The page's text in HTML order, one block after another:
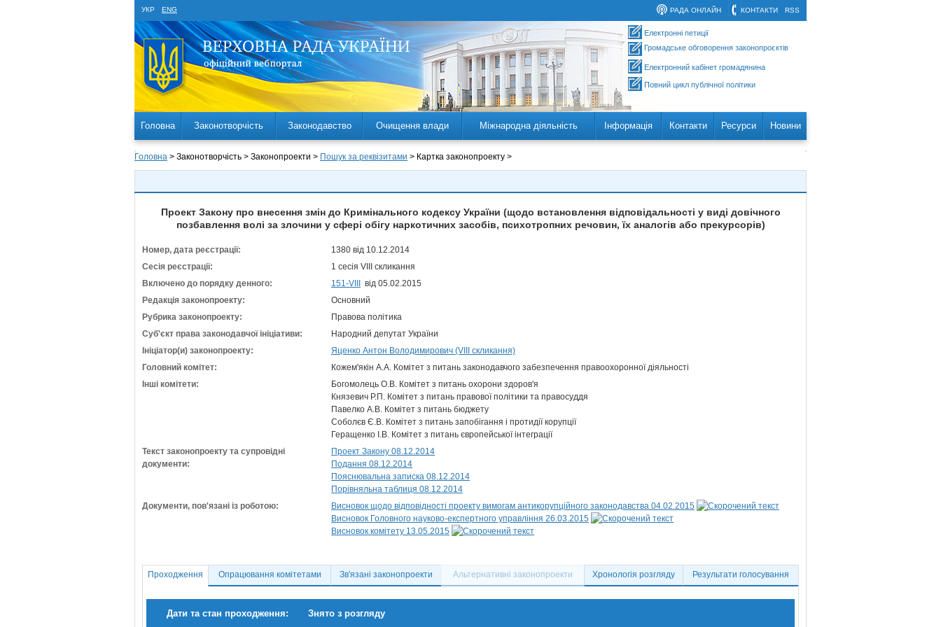
УКР ENG RSS
КОНТАКТИ
РАДА ОНЛАЙН
Електронні петиції
Громадське обговорення законопроєктів
Електронний кабінет громадянина
Повний цикл публічної політики
Головна Законотворчість Законодавство Очищення влади Міжнародна діяльність Інформація Контакти Ресурси Новини
Головна > Законотворчість > Законопроекти > Пошук за реквізитами > Картка законопроекту >
Проект Закону про внесення змін до Кримінального кодексу України (щодо встановлення відповідальності у виді довічного
позбавлення волі за злочини у сфері обігу наркотичних засобів, психотропних речовин, їх аналогів або прекурсорів)
Номер, дата реєстрації:
1380 від 10.12.2014
Сесія реєстрації:
1 сесія VIII скликання
Включено до порядку денного:
151-VIII
від 05.02.2015
Редакція законопроекту:
Основний
Рубрика законопроекту:
Правова політика
Суб'єкт права законодавчої ініціативи:
Народний депутат України
Ініціатор(и) законопроекту:
Яценко Антон Володимирович (VIII скликання)
Головний комітет:
Кожем'якін А.А. Комітет з питань законодавчого забезпечення правоохоронної діяльності
Інші комітети:
Богомолець О.В. Комітет з питань охорони здоров'я
Князевич Р.П. Комітет з питань правової політики та правосуддя
Павелко А.В. Комітет з питань бюджету
Соболєв Є.В. Комітет з питань запобігання і протидії корупції
Геращенко І.В. Комітет з питань європейської інтеграції
Текст законопроекту та супровідні
документи:
Проект Закону 08.12.2014
Подання 08.12.2014
Пояснювальна записка 08.12.2014
Порівняльна таблиця 08.12.2014
Документи, пов'язані із роботою:
Висновок щодо відповідності проекту вимогам антикорупційного законодавства 04.02.2015
Висновок Головного науково-експертного управління 26.03.2015
Висновок комітету 13.05.2015
Проходження Опрацювання комітетами Зв'язані законопроекти Альтернативні законопроекти Хронологія розгляду Результати голосування
Дати та стан проходження: Знято з розгляду